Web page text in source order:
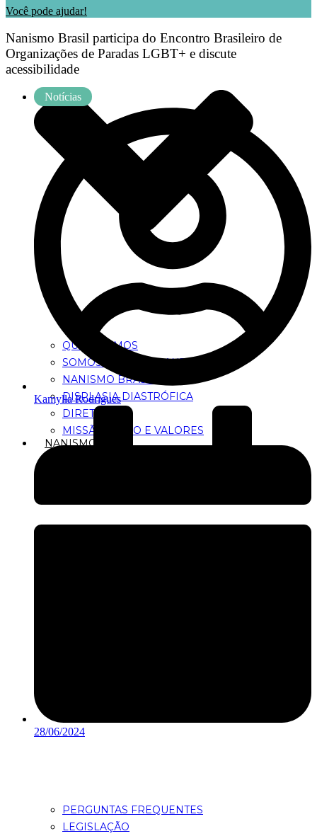
QUEM SOMOS
SOMOS TODOS GIGANTES
NANISMO BRASIL
DISPLASIA DIASTRÓFICA
DIRETORIA
MISSÃO, VISÃO E VALORES
NANISMO
PERGUNTAS FREQUENTES
LEGISLAÇÃO
Você pode ajudar!
Nanismo Brasil participa do Encontro Brasileiro de
Organizações de Paradas LGBT+ e discute
acessibilidade
Notícias
Kamylla Rodrigues
28/06/2024